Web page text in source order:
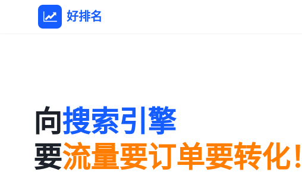
好排名
向搜索引擎
要流量要订单要转化！